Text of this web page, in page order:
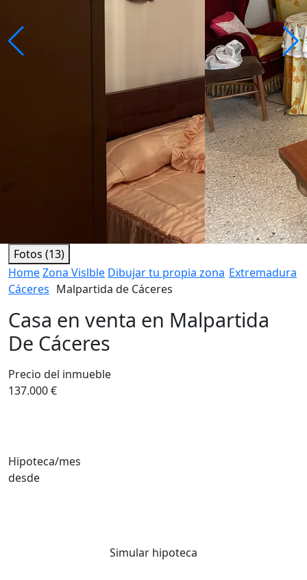
Fotos (13)
HomeZona Vislble Dibujar tu propia zona Extremadura
Cáceres Malpartida de Cáceres
Casa en venta en Malpartida
De Cáceres
Precio del inmueble
137.000 €
Hipoteca/mes
desde
Simular hipoteca